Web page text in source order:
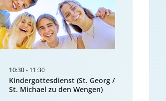
10:30- 11:30
Kindergottesdienst (St. Georg /
St. Michael zu den Wengen)